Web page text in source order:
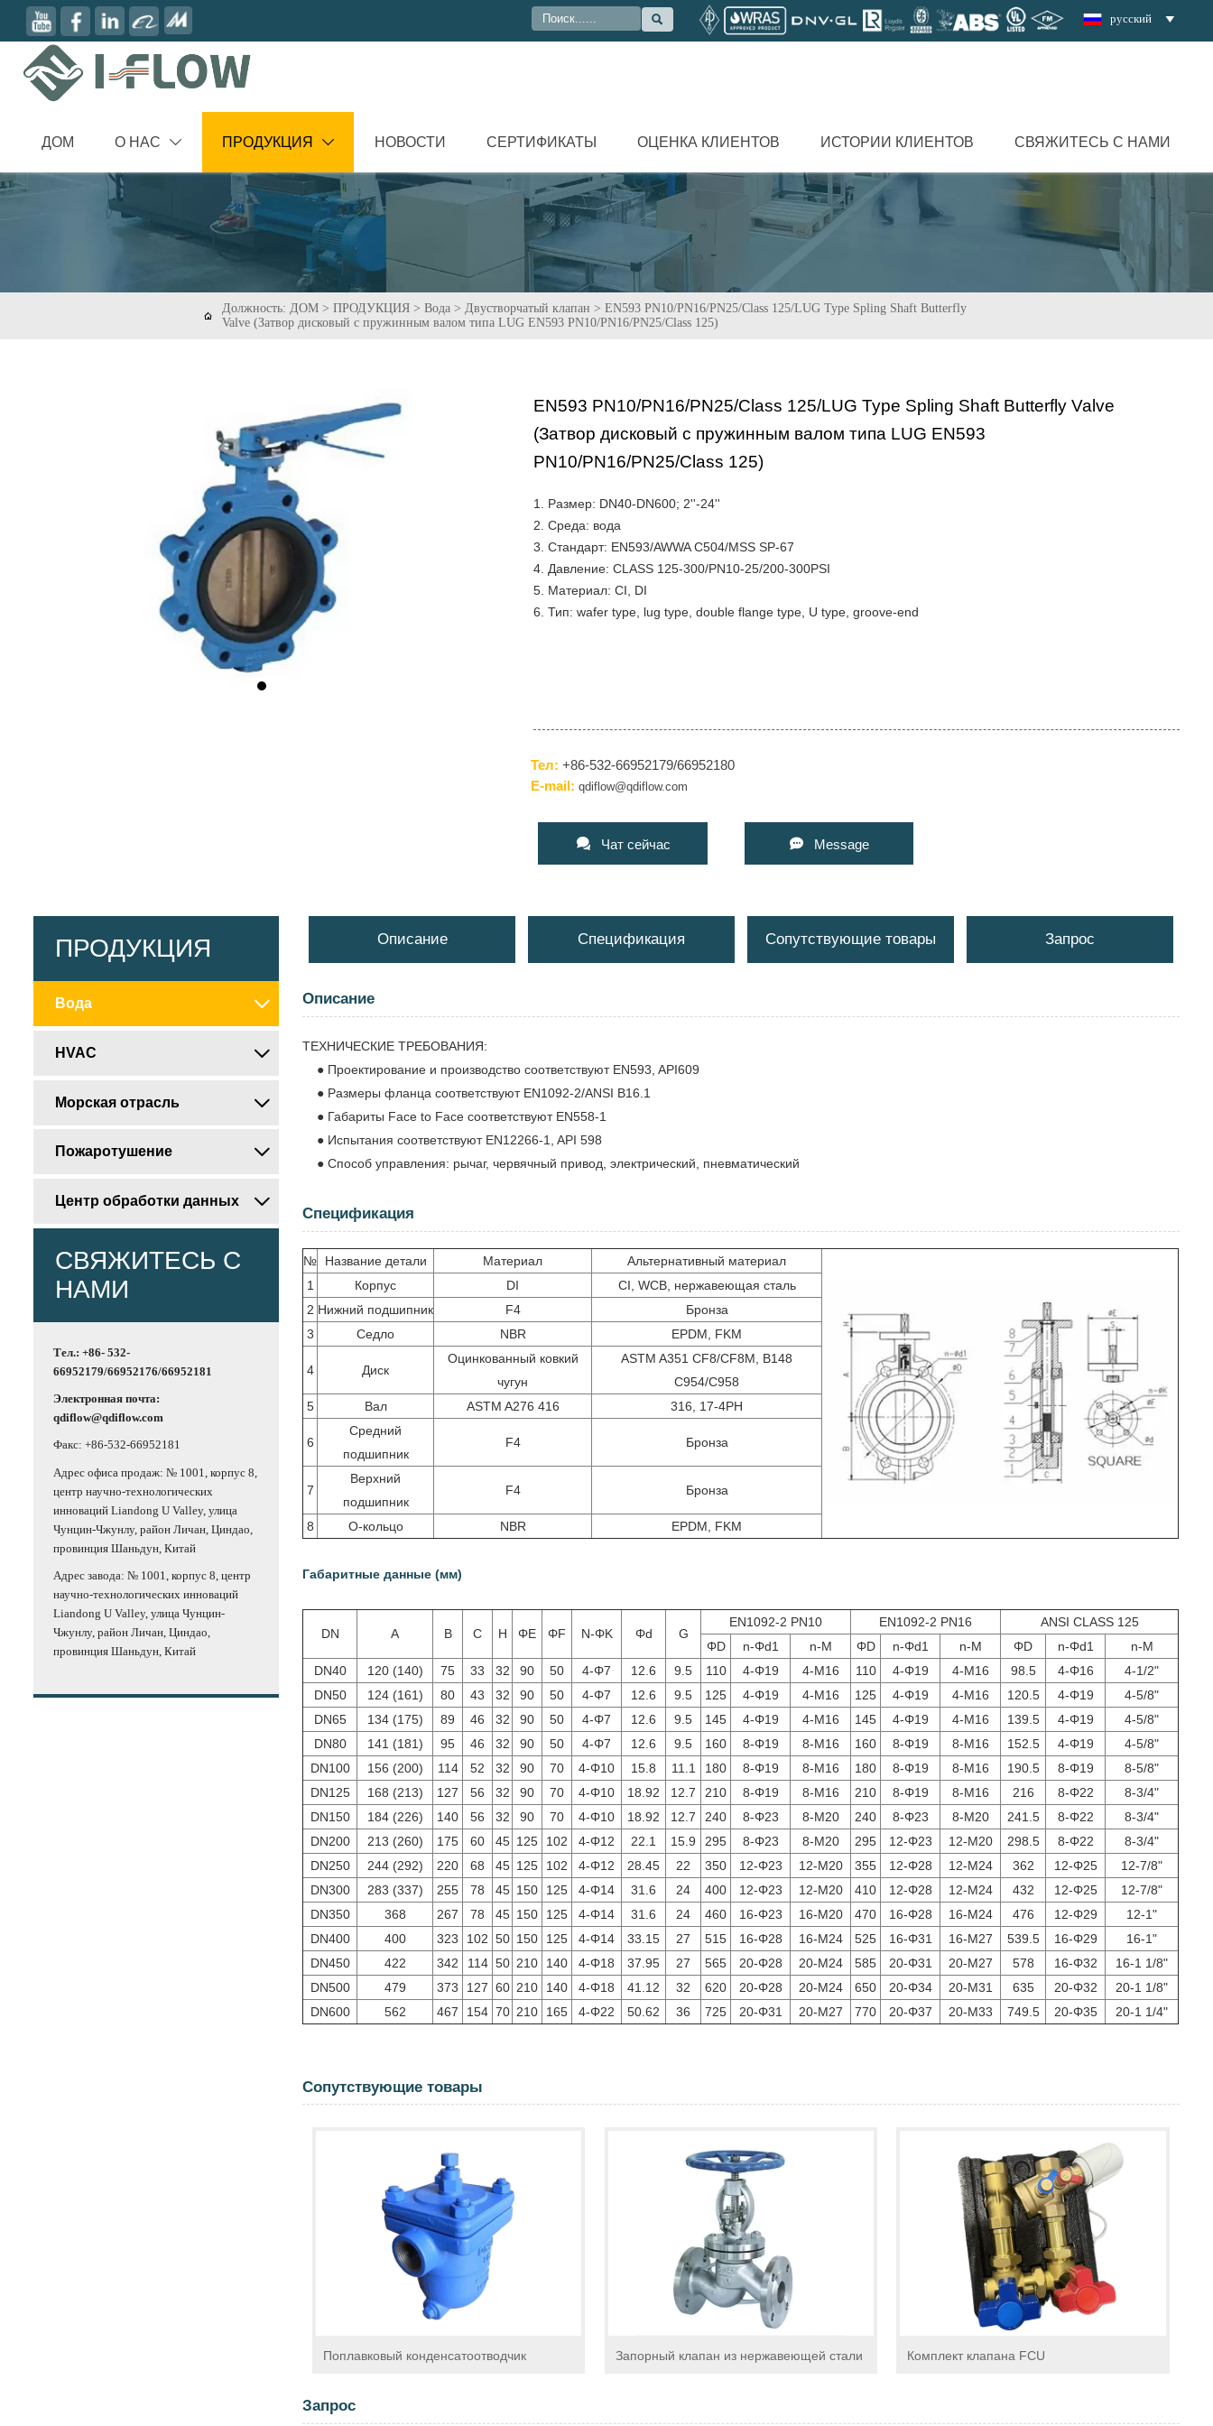
 русский 
ДОМ О НАС  ПРОДУКЦИЯ  НОВОСТИ СЕРТИФИКАТЫ ОЦЕНКА КЛИЕНТОВ ИСТОРИИ КЛИЕНТОВ СВЯЖИТЕСЬ С НАМИ

Должность:ДОМ >ПРОДУКЦИЯ >Вода >Двустворчатый клапан >EN593 PN10/PN16/PN25/Class 125/LUG Type Spling Shaft Butterfly
Valve (Затвор дисковый с пружинным валом типа LUG EN593 PN10/PN16/PN25/Class 125)
EN593 PN10/PN16/PN25/Class 125/LUG Type Spling Shaft Butterfly Valve
(Затвор дисковый с пружинным валом типа LUG EN593
PN10/PN16/PN25/Class 125)
1. Размер: DN40-DN600; 2''-24''
2. Среда: вода
3. Стандарт: EN593/AWWA C504/MSS SP-67
4. Давление: CLASS 125-300/PN10-25/200-300PSI
5. Материал: CI, DI
6. Тип: wafer type, lug type, double flange type, U type, groove-end
Тел:+86-532-66952179/66952180
E-mail: qdiflow@qdiflow.com
 Чат сейчас  Message
ПРОДУКЦИЯ
Вода 
HVAC 
Морская отрасль 
Пожаротушение 
Центр обработки данных 
СВЯЖИТЕСЬ С
НАМИ
Тел.: +86- 532-
66952179/66952176/66952181
Электронная почта:
qdiflow@qdiflow.com
Факс: +86-532-66952181
Адрес офиса продаж: № 1001, корпус 8,
центр научно-технологических
инноваций Liandong U Valley, улица
Чунцин-Чжунлу, район Личан, Циндао,
провинция Шаньдун, Китай
Адрес завода: № 1001, корпус 8, центр
научно-технологических инноваций
Liandong U Valley, улица Чунцин-
Чжунлу, район Личан, Циндао,
провинция Шаньдун, Китай
Описание Спецификация Сопутствующие товары Запрос
Описание
ТЕХНИЧЕСКИЕ ТРЕБОВАНИЯ:
● Проектирование и производство соответствуют EN593, API609
● Размеры фланца соответствуют EN1092-2/ANSI B16.1
● Габариты Face to Face соответствуют EN558-1
● Испытания соответствуют EN12266-1, API 598
● Способ управления: рычаг, червячный привод, электрический, пневматический
Спецификация
№ Название детали Материал
Альтернативный материал
1
Корпус DI
CI, WCB, нержавеющая сталь
2 Нижний подшипник F4
Бронза
3
Седло NBR EPDM, FKM
4 Диск
Оцинкованный ковкий
чугун
ASTM A351 CF8/CF8M, B148
C954/C958
5
Вал ASTM A276 416 316, 17-4PH
6
Средний
подшипник
F4 Бронза
7
Верхний
подшипник
F4 Бронза
8 O-кольцо NBR EPDM, FKM
Габаритные данные (мм)
DN A B C H ΦE ΦF N-ΦK Φd G
EN1092-2 PN10 EN1092-2 PN16
ANSI CLASS 125
ΦD
n-Φd1 n-M ΦD n-Φd1 n-M ΦD n-Φd1
n-M
DN40
120 (140) 75 33 32 90 50 4-Φ7 12.6 9.5 110 4-Φ19 4-M16 110 4-Φ19 4-M16 98.5 4-Φ16
4-1/2"
DN50
124 (161) 80 43 32 90 50 4-Φ7 12.6 9.5 125 4-Φ19 4-M16 125 4-Φ19 4-M16 120.5 4-Φ19
4-5/8"
DN65
134 (175) 89 46 32 90 50 4-Φ7 12.6 9.5 145 4-Φ19 4-M16 145 4-Φ19 4-M16 139.5 4-Φ19
4-5/8"
DN80
141 (181) 95 46 32 90 50 4-Φ7 12.6 9.5 160 8-Φ19 8-M16 160 8-Φ19 8-M16 152.5 4-Φ19
4-5/8"
DN100
156 (200) 114 52 32 90 70 4-Φ10 15.8 11.1 180 8-Φ19 8-M16 180 8-Φ19 8-M16 190.5 8-Φ19
8-5/8"
DN125
168 (213) 127 56 32 90 70 4-Φ10 18.92 12.7 210 8-Φ19 8-M16 210 8-Φ19 8-M16 216 8-Φ22
8-3/4"
DN150
184 (226) 140 56 32 90 70 4-Φ10 18.92 12.7 240 8-Φ23 8-M20 240 8-Φ23 8-M20 241.5 8-Φ22
8-3/4"
DN200
213 (260) 175 60 45 125 102 4-Φ12 22.1 15.9 295 8-Φ23 8-M20 295 12-Φ23 12-M20 298.5 8-Φ22
8-3/4"
DN250
244 (292) 220 68 45 125 102 4-Φ12 28.45 22 350 12-Φ23 12-M20 355 12-Φ28 12-M24 362 12-Φ25
12-7/8"
DN300
283 (337) 255 78 45 150 125 4-Φ14 31.6 24 400 12-Φ23 12-M20 410 12-Φ28 12-M24 432 12-Φ25
12-7/8"
DN350
368 267 78 45 150 125 4-Φ14 31.6 24 460 16-Φ23 16-M20 470 16-Φ28 16-M24 476 12-Φ29
12-1"
DN400
400 323 102 50 150 125 4-Φ14 33.15 27 515 16-Φ28 16-M24 525 16-Φ31 16-M27 539.5 16-Φ29
16-1"
DN450
422 342 114 50 210 140 4-Φ18 37.95 27 565 20-Φ28 20-M24 585 20-Φ31 20-M27 578 16-Φ32
16-1 1/8"
DN500
479 373 127 60 210 140 4-Φ18 41.12 32 620 20-Φ28 20-M24 650 20-Φ34 20-M31 635 20-Φ32
20-1 1/8"
DN600
562 467 154 70 210 165 4-Φ22 50.62 36 725 20-Φ31 20-M27 770 20-Φ37 20-M33 749.5 20-Φ35 20-1 1/4"
Сопутствующие товары
Поплавковый конденсатоотводчик Запорный клапан из нержавеющей стали Комплект клапана FCU
Запрос